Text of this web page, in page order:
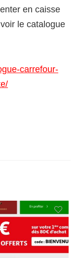
en caisse
le catalogue
carrefour-